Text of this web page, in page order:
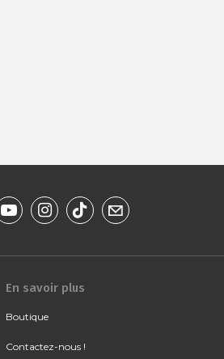
En savoir plus
Boutique
Contactez-nous !